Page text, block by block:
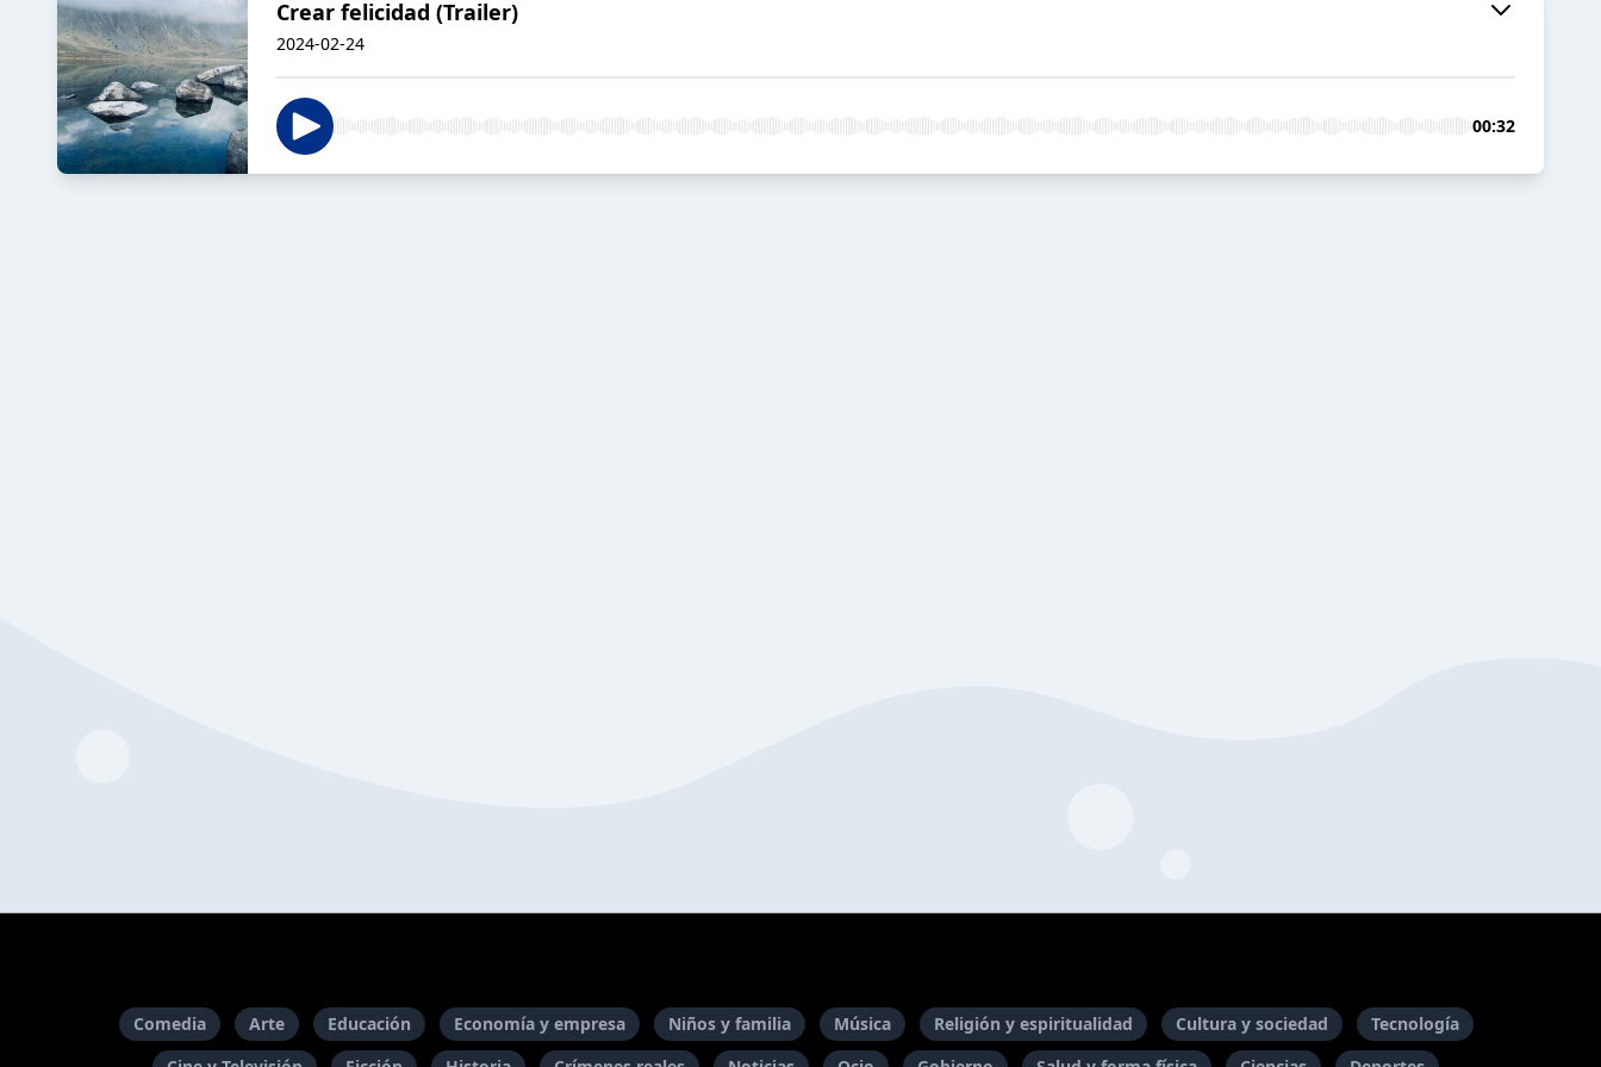
Crear felicidad (Trailer)
2024-02-24
00:32
Comedia Arte Educación Economía y empresa Niños y familia Música Religión y espiritualidad Cultura y sociedad
Tecnología